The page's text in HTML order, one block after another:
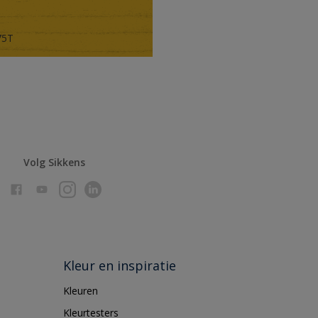
Volg Sikkens
Kleur en inspiratie
Kleuren
Kleurtesters